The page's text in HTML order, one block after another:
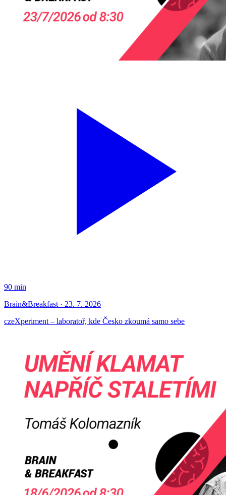
90 min
Brain&Breakfast · 23. 7. 2026
czeXperiment – laboratoř, kde Česko zkoumá samo sebe